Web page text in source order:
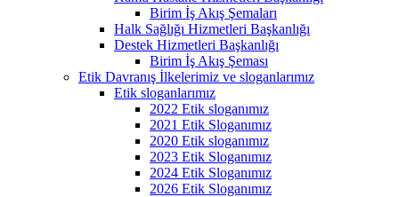
Birim İş Akış Şemaları
Halk Sağlığı Hizmetleri Başkanlığı
Destek Hizmetleri Başkanlığı
Birim İş Akış Şeması
Etik Davranış İlkelerimiz ve sloganlarımız
Etik sloganlarımız
2022 Etik sloganımız
2021 Etik Sloganımız
2020 Etik sloganımız
2023 Etik Sloganımız
2024 Etik Sloganımız
2026 Etik Sloganımız